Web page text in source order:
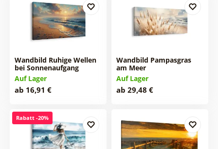
Wandbild Ruhige Wellen
bei Sonnenaufgang
Auf Lager
ab 16,91 €
Wandbild Pampasgras
am Meer
Auf Lager
ab 29,48 €
Rabatt -20%